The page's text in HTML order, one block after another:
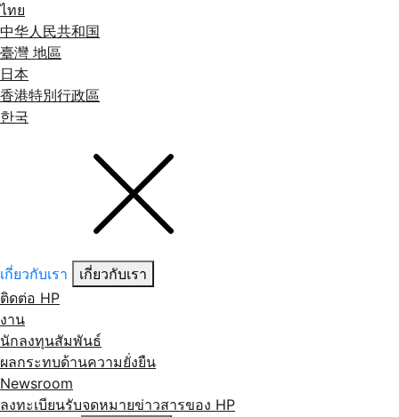
ไทย
中华人民共和国
臺灣 地區
日本
香港特別行政區
한국
เกี่ยวกับเรา
เกี่ยวกับเรา
ติดต่อ HP
งาน
นักลงทุนสัมพันธ์
ผลกระทบด้านความยั่งยืน
Newsroom
ลงทะเบียนรับจดหมายข่าวสารของ HP